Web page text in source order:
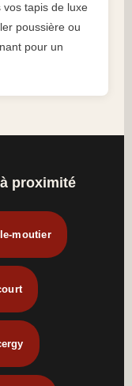
vos tapis de luxe
poussière ou
pour un
proximité
moutier